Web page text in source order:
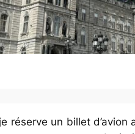
réserve un billet d’avion